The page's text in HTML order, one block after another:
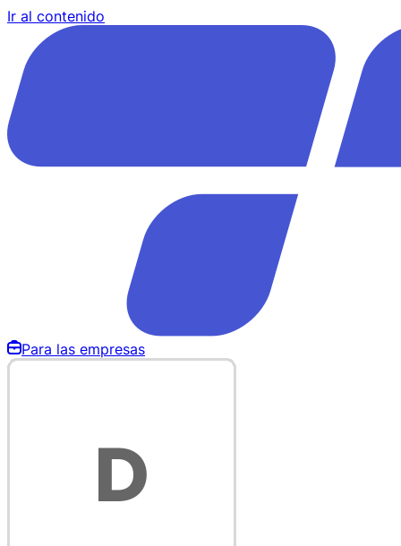
Ir al contenido
Para las empresas